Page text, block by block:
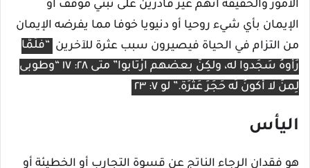
الأمور والحقيقة أنهم غير قادرين على تبني موقف أو
الإيمان بأي شيء روحيا أو دنيويا خوفا مما يفرضه الإيمان
من التزام في الحياة فيصيرون سبب عثرة للآخرين “فلَمَّا
رَأَوهُ سَجَدوا له، ولكِنَّ بعضهم ارْتابوا” متى ٢٨: ١٧ “وطوبى
لِمنَ لا أَكونُ لَه حَجَرَ عَثرَة.” لو ٧: ٢٣
اليأس
هو فقدان الرجاء الناتج عن قسوة التجارب أو الخطيئة أو